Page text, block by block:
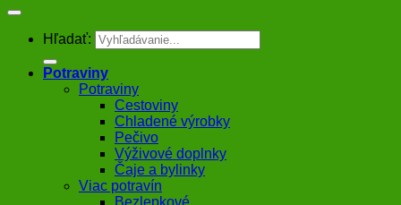
Hľadať:
Potraviny
Potraviny
Cestoviny
Chladené výrobky
Pečivo
Výživové doplnky
Čaje a bylinky
Viac potravín
Bezlepkové